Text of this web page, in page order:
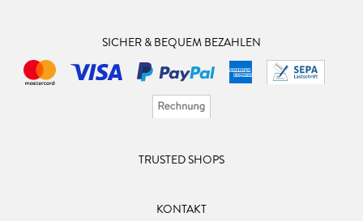
SICHER & BEQUEM BEZAHLEN
TRUSTED SHOPS
KONTAKT